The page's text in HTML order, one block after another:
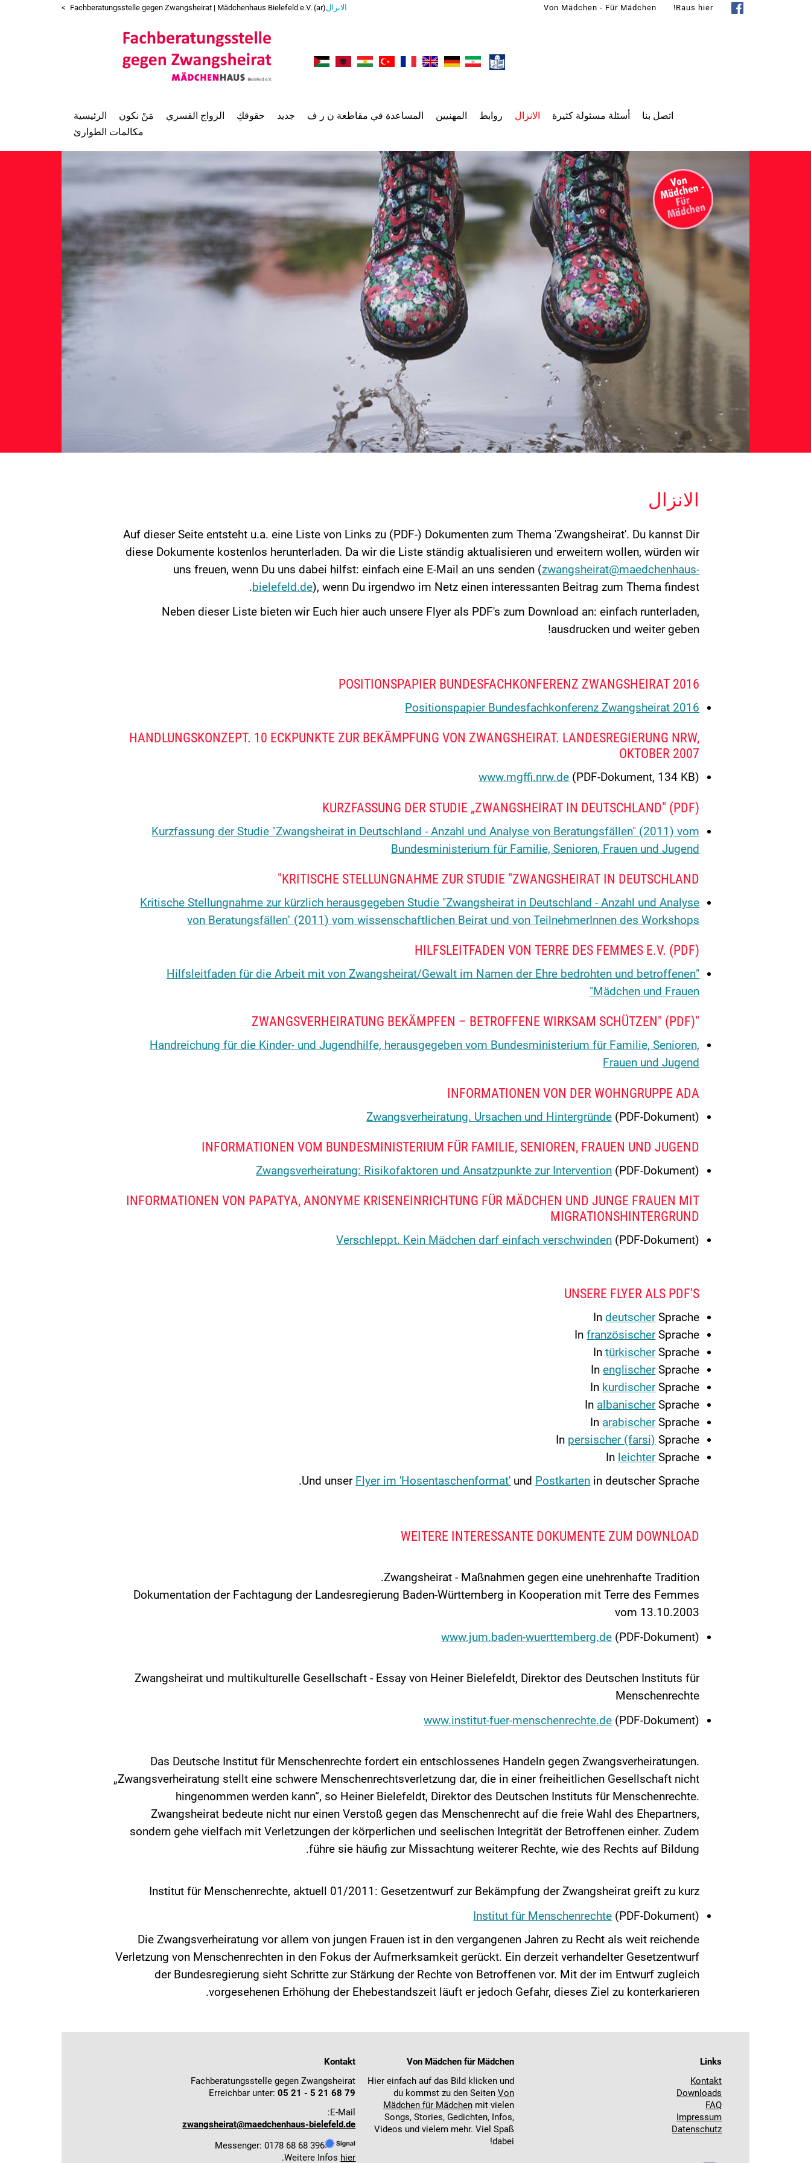
Von Mädchen - Für Mädchen Raus hier!
الرئيسية مَنْ نكون الزواج القسري حقوقكِ جديد المساعدة في مقاطعة ن ر ف المهنيين روابط الانزال أسئلة مسئولة كثيرة
اتصل بنا
مكالمات الطوارئ
Fachberatungsstelle gegen Zwangsheirat | Mädchenhaus Bielefeld e.V. (ar)الانزال
الانزال
Auf dieser Seite entsteht u.a. eine Liste von Links zu (PDF-) Dokumenten zum Thema 'Zwangsheirat'. Du kannst Dir
diese Dokumente kostenlos herunterladen. Da wir die Liste ständig aktualisieren und erweitern wollen, würden wir
uns freuen, wenn Du uns dabei hilfst: einfach eine E-Mail an uns senden (zwangsheirat@maedchenhaus-
bielefeld.de), wenn Du irgendwo im Netz einen interessanten Beitrag zum Thema findest.
Neben dieser Liste bieten wir Euch hier auch unsere Flyer als PDF's zum Download an:einfach runterladen,
ausdrucken und weiter geben!
POSITIONSPAPIER BUNDESFACHKONFERENZ ZWANGSHEIRAT 2016
Positionspapier Bundesfachkonferenz Zwangsheirat 2016
HANDLUNGSKONZEPT. 10 ECKPUNKTE ZUR BEKÄMPFUNG VON ZWANGSHEIRAT. LANDESREGIERUNG NRW,
OKTOBER 2007
www.mgffi.nrw.de (PDF-Dokument, 134 KB)
KURZFASSUNG DER STUDIE „ZWANGSHEIRAT IN DEUTSCHLAND" (PDF)
Kurzfassung der Studie "Zwangsheirat in Deutschland - Anzahl und Analyse von Beratungsfällen" (2011) vom
Bundesministerium für Familie, Senioren, Frauen und Jugend
KRITISCHE STELLUNGNAHME ZUR STUDIE "ZWANGSHEIRAT IN DEUTSCHLAND"
Kritische Stellungnahme zur kürzlich herausgegeben Studie "Zwangsheirat in Deutschland - Anzahl und Analyse
von Beratungsfällen" (2011) vom wissenschaftlichen Beirat und von TeilnehmerInnen des Workshops
HILFSLEITFADEN VON TERRE DES FEMMES E.V. (PDF)
"Hilfsleitfaden für die Arbeit mit von Zwangsheirat/Gewalt im Namen der Ehre bedrohten und betroffenen
Mädchen und Frauen"
"ZWANGSVERHEIRATUNG BEKÄMPFEN – BETROFFENE WIRKSAM SCHÜTZEN" (PDF)
Handreichung für die Kinder- und Jugendhilfe, herausgegeben vom Bundesministerium für Familie, Senioren,
Frauen und Jugend
INFORMATIONEN VON DER WOHNGRUPPE ADA
Zwangsverheiratung. Ursachen und Hintergründe (PDF-Dokument)
INFORMATIONEN VOM BUNDESMINISTERIUM FÜR FAMILIE, SENIOREN, FRAUEN UND JUGEND
Zwangsverheiratung: Risikofaktoren und Ansatzpunkte zur Intervention (PDF-Dokument)
INFORMATIONEN VON PAPATYA, ANONYME KRISENEINRICHTUNG FÜR MÄDCHEN UND JUNGE FRAUEN MIT
MIGRATIONSHINTERGRUND
Verschleppt. Kein Mädchen darf einfach verschwinden (PDF-Dokument)
UNSERE FLYER ALS PDF'S
IndeutscherSprache
InfranzösischerSprache
IntürkischerSprache
InenglischerSprache
In kurdischerSprache
In albanischerSprache
In arabischerSprache
In persischer (farsi) Sprache
In leichterSprache
Und unser Flyer im 'Hosentaschenformat' und Postkarten in deutscher Sprache.
WEITERE INTERESSANTE DOKUMENTE ZUM DOWNLOAD
Zwangsheirat - Maßnahmen gegen eine unehrenhafte Tradition.
Dokumentation der Fachtagung der Landesregierung Baden-Württemberg in Kooperation mit Terre des Femmes
vom 13.10.2003
www.jum.baden-wuerttemberg.de (PDF-Dokument)
Zwangsheirat und multikulturelle Gesellschaft - Essay von Heiner Bielefeldt, Direktor des Deutschen Instituts für
Menschenrechte
www.institut-fuer-menschenrechte.de (PDF-Dokument)
Das Deutsche Institut für Menschenrechte fordert ein entschlossenes Handeln gegen Zwangsverheiratungen.
„Zwangsverheiratung stellt eine schwere Menschenrechtsverletzung dar, die in einer freiheitlichen Gesellschaft nicht
hingenommen werden kann“, so Heiner Bielefeldt, Direktor des Deutschen Instituts für Menschenrechte.
Zwangsheirat bedeute nicht nur einen Verstoß gegen das Menschenrecht auf die freie Wahl des Ehepartners,
sondern gehe vielfach mit Verletzungen der körperlichen und seelischen Integrität der Betroffenen einher. Zudem
führe sie häufig zur Missachtung weiterer Rechte, wie des Rechts auf Bildung.
Institut für Menschenrechte, aktuell 01/2011: Gesetzentwurf zur Bekämpfung der Zwangsheirat greift zu kurz
Institut für Menschenrechte (PDF-Dokument)
Die Zwangsverheiratung vor allem von jungen Frauen ist in den vergangenen Jahren zu Recht als weit reichende
Verletzung von Menschenrechten in den Fokus der Aufmerksamkeit gerückt. Ein derzeit verhandelter Gesetzentwurf
der Bundesregierung sieht Schritte zur Stärkung der Rechte von Betroffenen vor. Mit der im Entwurf zugleich
vorgesehenen Erhöhung der Ehebestandszeit läuft er jedoch Gefahr, dieses Ziel zu konterkarieren.
Kontakt
Fachberatungsstelle gegen Zwangsheirat
Erreichbar unter:05 21 - 5 21 68 79
E-Mail:
zwangsheirat@maedchenhaus-bielefeld.de
Messenger: 0178 68 68 396
Weitere Infos hier
.
Von Mädchen für Mädchen
Hier einfach auf das Bild klicken und
du kommst zu den Seiten Von
Mädchen für Mädchenmit vielen
Songs, Stories, Gedichten, Infos,
Videos und vielem mehr. Viel Spaß
dabei!
Links
Kontakt
Downloads
FAQ
Impressum
Datenschutz